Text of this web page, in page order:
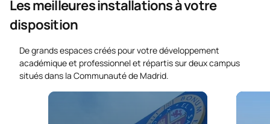
Les meilleures installations à votre
disposition
De grands espaces créés pour votre développement
académique et professionnel et répartis sur deux campus
situés dans la Communauté de Madrid.